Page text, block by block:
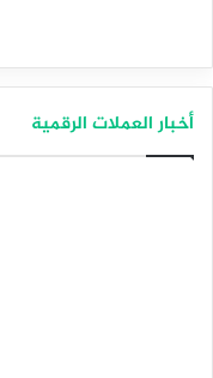
أخبار العملات الرقمية